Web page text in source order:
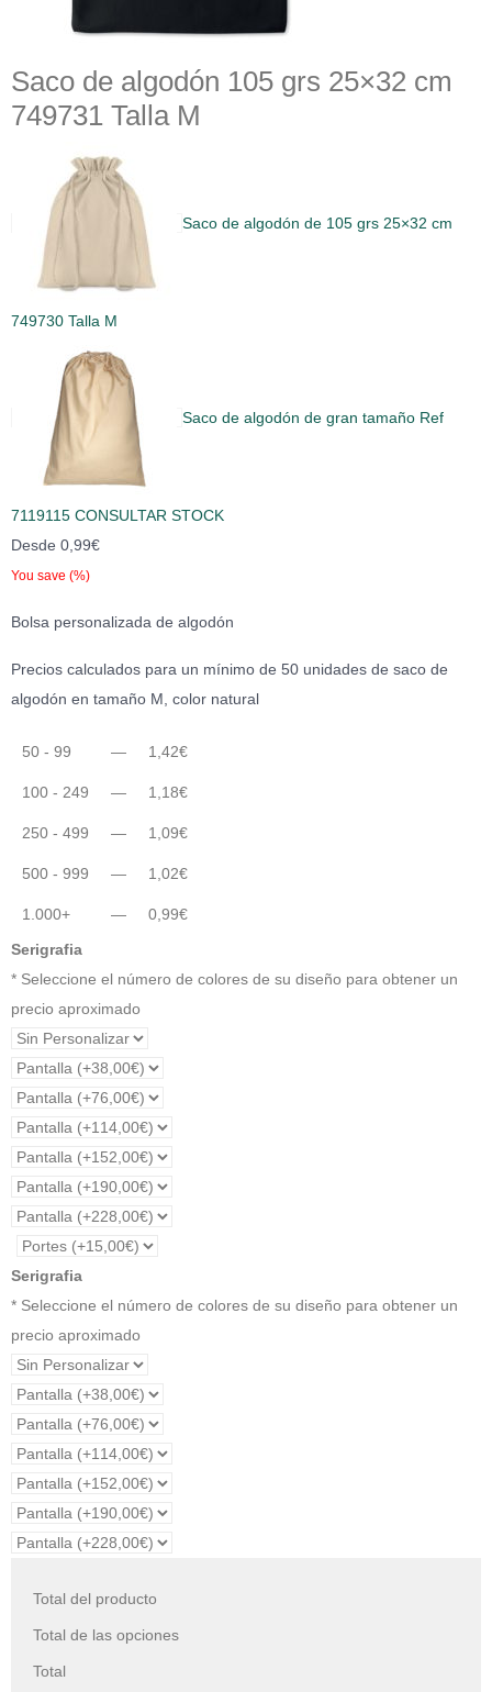
Saco de algodón 105 grs 25×32 cm
749731 Talla M
Saco de algodón de 105 grs 25×32 cm
749730 Talla M
Saco de algodón de gran tamaño Ref
7119115 CONSULTAR STOCK
Desde 0,99€
You save (%)
Bolsa personalizada de algodón
Precios calculados para un mínimo de 50 unidades de saco de
algodón en tamaño M, color natural
50 - 99 — 1,42€
100 - 249 — 1,18€
250 - 499 — 1,09€
500 - 999 — 1,02€
1.000+ — 0,99€
Serigrafia
* Seleccione el número de colores de su diseño para obtener un
precio aproximado
Serigrafia
* Seleccione el número de colores de su diseño para obtener un
precio aproximado
Total del producto
Total de las opciones
Total